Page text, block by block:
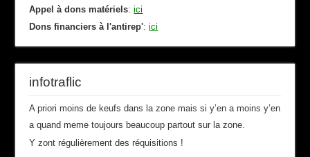
Appel à dons matériels:ici
Dons financiers à l'antirep':ici
infotraflic
A priori moins de keufs dans la zone mais si y’en a moins y’en
a quand meme toujours beaucoup partout sur la zone.
Y zont régulièrement des réquisitions !